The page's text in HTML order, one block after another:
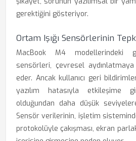
gerektiğini gösteriyor.
Ortam Işığı Sensörlerinin
MacBook M4 modellerindeki
sensörleri, çevresel
eder. Ancak kullanıcı geri
yazılım hatasıyla etkileşime
olduğundan daha düşük
Sensör verilerinin, işletim
protokolüyle çakışması, ekran